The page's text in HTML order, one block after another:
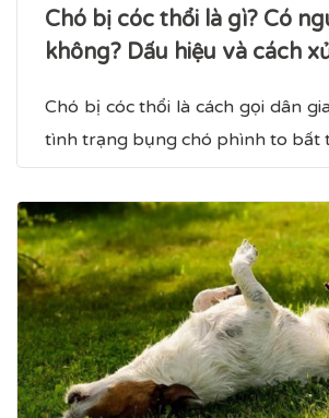
Chó bị cóc thổi là gì? Có
không? Dấu hiệu và cách
Chó bị cóc thổi là cách gọi dân
tình trạng bụng chó phình to bất